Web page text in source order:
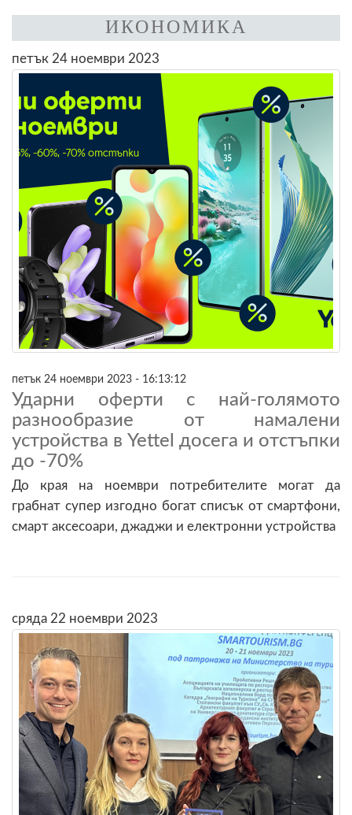
ИКОНОМИКА
петък 24 ноември 2023
петък 24 ноември 2023 - 16:13:12
Ударни оферти с най-голямото
разнообразие от намалени
устройства в Yettel досега и отстъпки
до -70%
До края на ноември потребителите могат да
грабнат супер изгодно богат списък от смартфони,
смарт аксесоари, джаджи и електронни устройства
сряда 22 ноември 2023